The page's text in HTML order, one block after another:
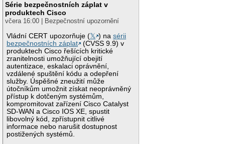
Série bezpečnostních záplat v
produktech Cisco
včera 16:00 | Bezpečnostní upozornění
Vládní CERT upozorňuje (𝕏 ) nasérii
bezpečnostních záplat
(CVSS 9.9) v
produktech Cisco řešících kritické
zranitelnosti umožňující obejití
autentizace, eskalaci oprávnění,
vzdálené spuštění kódu a odepření
služby. Úspěšné zneužití může
útočníkům umožnit získat neoprávněný
přístup k dotčeným systémům,
kompromitovat zařízení Cisco Catalyst
SD-WAN a Cisco IOS XE, spustit
libovolný kód, zpřístupnit citlivé
informace nebo narušit dostupnost
postižených systémů.